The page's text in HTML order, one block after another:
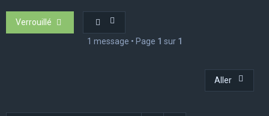
Verrouillé
1 message • Page 1 sur 1
Aller